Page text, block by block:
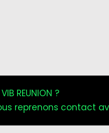
REUNION ?
reprenons contact